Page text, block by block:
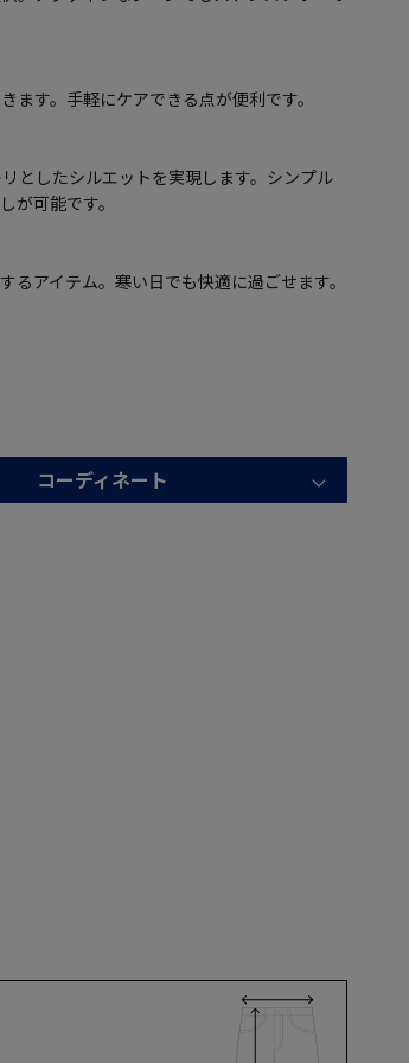
ます。手軽にケアできる点が便利です。
としたシルエットを実現します。シンプル
が可能です。
アイテム。寒い日でも快適に過ごせます。
コーディネート